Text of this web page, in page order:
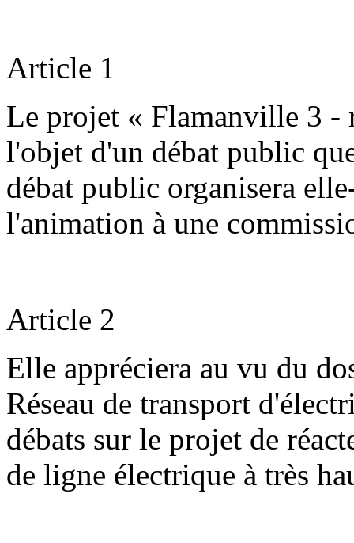
Article 1
Le projet « Flamanville 3 -
l'objet d'un débat public
débat public organisera
l'animation à une
Article 2
Elle appréciera au vu du
Réseau de transport
débats sur le projet de
de ligne électrique à très